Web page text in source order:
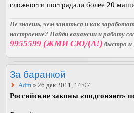
сложности пострадали более 20
Не знаешь, чем заняться и как
настроение? Найди вакансии и работу
9955599 (ЖМИ СЮДА!) быстро и
За баранкой
Adm » 26 дек 2011, 14:07
Российские законы «подгоняют»